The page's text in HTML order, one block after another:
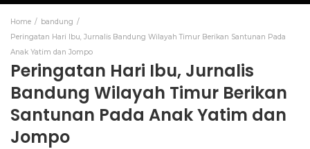
Home
bandung
Peringatan Hari Ibu, Jurnalis Bandung Wilayah Timur Berikan Santunan Pada
Anak Yatim dan Jompo
Peringatan Hari Ibu, Jurnalis
Bandung Wilayah Timur Berikan
Santunan Pada Anak Yatim dan
Jompo